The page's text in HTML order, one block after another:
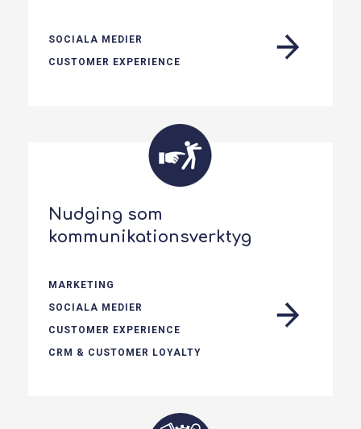
SOCIALA MEDIER
CUSTOMER EXPERIENCE
Nudging som
kommunikationsverktyg
MARKETING
SOCIALA MEDIER
CUSTOMER EXPERIENCE
CRM & CUSTOMER LOYALTY